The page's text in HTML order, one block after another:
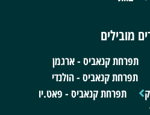
מובילים
תפרחת קנאביס - ארגמן
תפרחת קנאביס - הולנדי
תפרחת קנאביס - פאט.יו